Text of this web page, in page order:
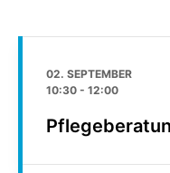
02. SEPTEMBER
10:30 - 12:00